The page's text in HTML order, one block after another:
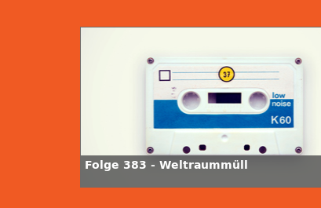
Folge 383 - Weltraummüll